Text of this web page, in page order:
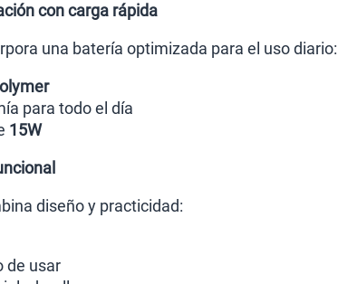
con carga rápida
una batería optimizada para el uso diario:
para todo el día
15W
diseño y practicidad:
de usar